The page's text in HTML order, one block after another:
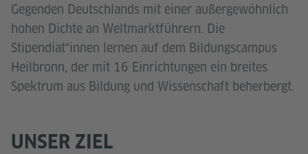
Gegenden Deutschlands mit einer außergewöhnlich
hohen Dichte an Weltmarktführern. Die
Stipendiat*innen lernen auf dem Bildungscampus
Heilbronn, der mit 16 Einrichtungen ein breites
Spektrum aus Bildung und Wissenschaft beherbergt.
UNSER ZIEL